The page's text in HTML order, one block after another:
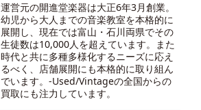
運営元の開進堂楽器は大正6年3月創業。
幼児から大人までの音楽教室を本格的に
展開し、現在では富山・石川両県でその
生徒数は10,000人を超えています。また
時代と共に多種多様化するニーズに応え
るべく、店舗展開にも本格的に取り組ん
でいます。-Used/Vintageの全国からの
買取にも注力しています。